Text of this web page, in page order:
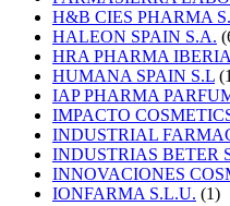
H&B CIES PHARMA
HALEON SPAIN S.A.
HRA PHARMA
HUMANA SPAIN S.L
IAP PHARMA
IMPACTO
INDUSTRIAL
INDUSTRIAS BETER
INNOVACIONES
IONFARMA S.L.U. (1)